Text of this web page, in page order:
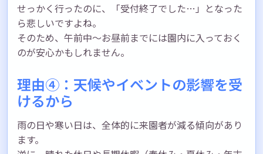
せっかく行ったのに、「受付終了でした…」となった
ら悲しいですよね。
そのため、午前中〜お昼前までには園内に入っておく
のが安心かもしれません。
理由④：天候やイベントの影響を受
けるから
雨の日や寒い日は、全体的に来園者が減る傾向があり
ます。